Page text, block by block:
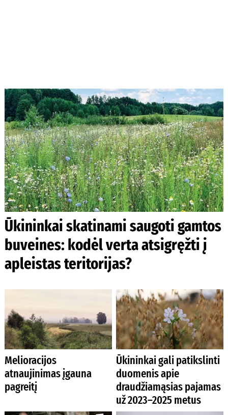
Ūkininkai skatinami saugoti gamtos
buveines: kodėl verta atsigręžti į
apleistas teritorijas?
Melioracijos
atnaujinimas įgauna
pagreitį
Ūkininkai gali patikslinti
duomenis apie
draudžiamąsias pajamas
už 2023–2025 metus